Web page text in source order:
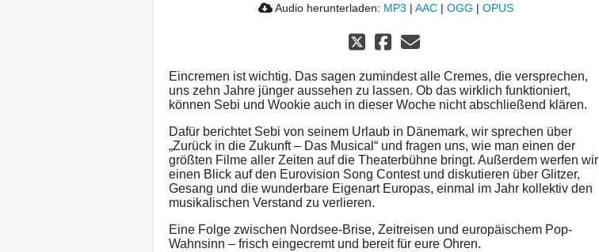
Audio herunterladen: MP3 | AAC | OGG | OPUS
Eincremen ist wichtig. Das sagen zumindest alle Cremes, die versprechen,
uns zehn Jahre jünger aussehen zu lassen. Ob das wirklich funktioniert,
können Sebi und Wookie auch in dieser Woche nicht abschließend klären.
Dafür berichtet Sebi von seinem Urlaub in Dänemark, wir sprechen über
„Zurück in die Zukunft – Das Musical“ und fragen uns, wie man einen der
größten Filme aller Zeiten auf die Theaterbühne bringt. Außerdem werfen wir
einen Blick auf den Eurovision Song Contest und diskutieren über Glitzer,
Gesang und die wunderbare Eigenart Europas, einmal im Jahr kollektiv den
musikalischen Verstand zu verlieren.
Eine Folge zwischen Nordsee-Brise, Zeitreisen und europäischem Pop-
Wahnsinn – frisch eingecremt und bereit für eure Ohren.